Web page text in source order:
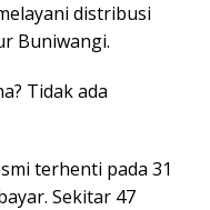
distribusi
Buniwangi.
Tidak ada
terhenti pada 31
Sekitar 47